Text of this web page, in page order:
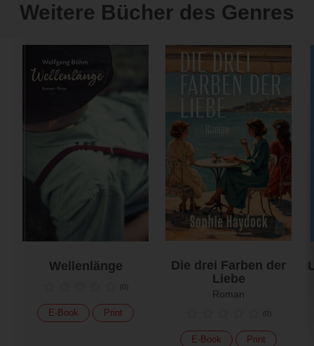
Weitere Bücher des Genres
Wellenlänge
(0
E-Book Print
Die drei Farben der
Liebe
Roman
(0
E-Book Print